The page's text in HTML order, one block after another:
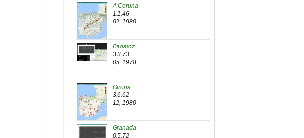
A Coruna
1.1.46
02, 1980
Badajoz
3.3.73
05, 1978
Girona
3.6.62
12, 1980
Granada
0.5.72